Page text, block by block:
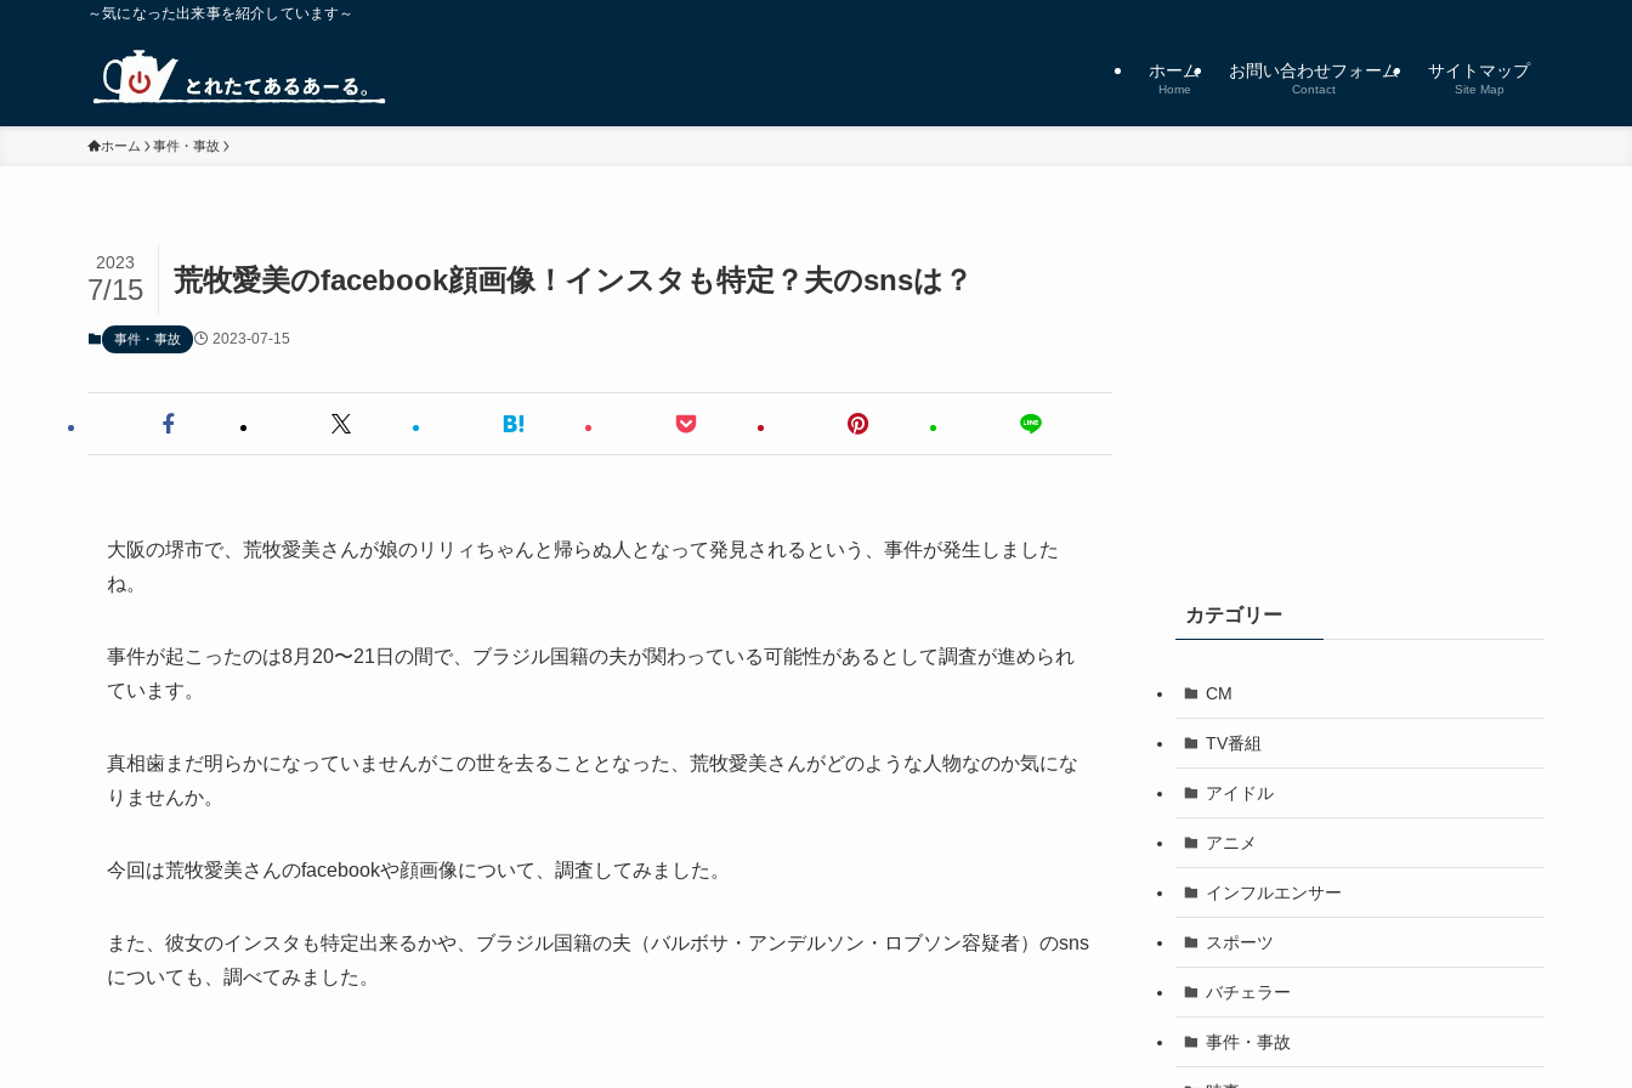
～気になった出来事を紹介しています～
ホーム
Home
お問い合わせフォーム
Contact
サイトマップ
Site Map
ホーム 事件・事故
荒牧愛美のfacebook顔画像！インスタも特定？夫のsnsは？
2023
7/15
事件・事故 2023-07-15
大阪の堺市で、荒牧愛美さんが娘のリリィちゃんと帰らぬ人となって発見されるという、事件が発生しました
ね。
事件が起こったのは8月20〜21日の間で、ブラジル国籍の夫が関わっている可能性があるとして調査が進められ
ています。
真相歯まだ明らかになっていませんがこの世を去ることとなった、荒牧愛美さんがどのような人物なのか気にな
りませんか。
今回は荒牧愛美さんのfacebookや顔画像について、調査してみました。
また、彼女のインスタも特定出来るかや、ブラジル国籍の夫（バルボサ・アンデルソン・ロブソン容疑者）のsns
についても、調べてみました。
カテゴリー
CM
TV番組
アイドル
アニメ
インフルエンサー
スポーツ
バチェラー
事件・事故